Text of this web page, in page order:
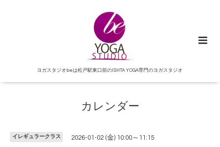
ヨガスタジオbeは松戸駅東口前のISHTA YOGA専門のヨガスタジオ
カレンダー
イレギュラークラス 2026-01-02 (金) 10:00～11:15